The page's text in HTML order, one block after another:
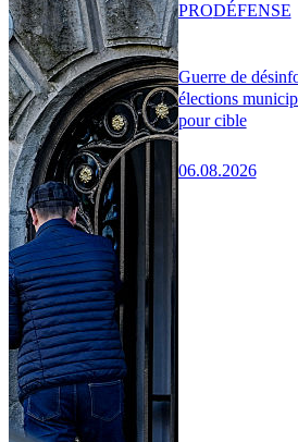
Guerre de
élections
pour cible
06.08.2026
PRODÉFENSE